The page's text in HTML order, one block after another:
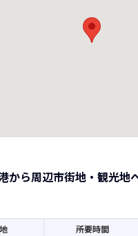
から周辺市街地・観光地
所要時間